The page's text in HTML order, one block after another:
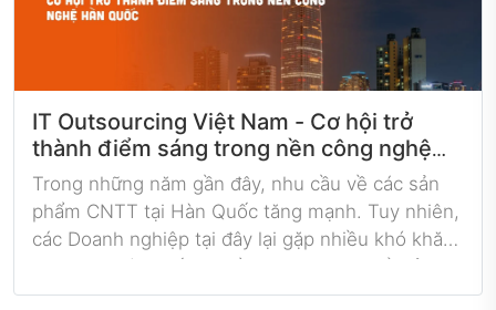
này.
IT Outsourcing Việt Nam - Cơ hội trở
thành điểm sáng trong nền công nghệ
Hàn Quốc
Trong những năm gần đây, nhu cầu về các sản
phẩm CNTT tại Hàn Quốc tăng mạnh. Tuy nhiên,
các Doanh nghiệp tại đây lại gặp nhiều khó khăn
quyết thách thức về trình độ, chất lượng. Trước